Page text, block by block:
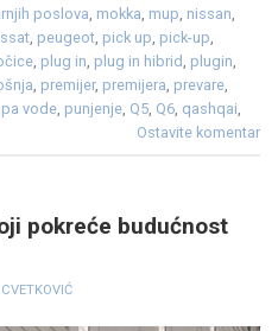
poslova, mokka, mup, nissan,
, peugeot, pick up, pick-up,
, plug in, plug in hibrid, plugin,
, premijer, premijera, prevare,
vode, punjenje, Q5, Q6, qashqai,
Ostavite komentar
pokreće budućnost